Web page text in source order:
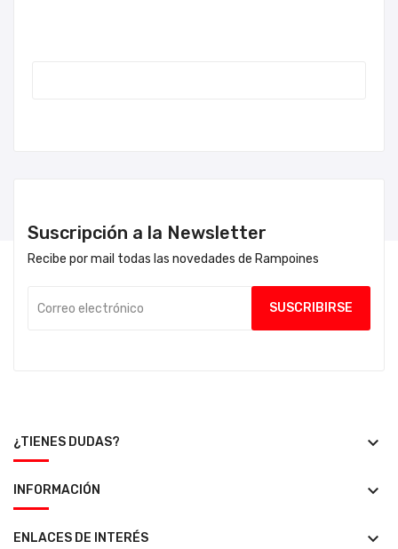
Suscripción a la Newsletter
Recibe por mail todas las novedades de Rampoines
¿TIENES DUDAS? keyboard_arrow_down
INFORMACIÓN keyboard_arrow_down
ENLACES DE INTERÉS keyboard_arrow_down